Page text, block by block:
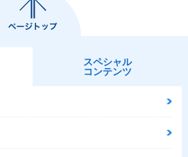
スペシャル
コンテンツ